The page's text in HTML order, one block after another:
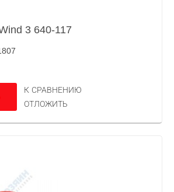
3 640-117
К СРАВНЕНИЮ
ОТЛОЖИТЬ